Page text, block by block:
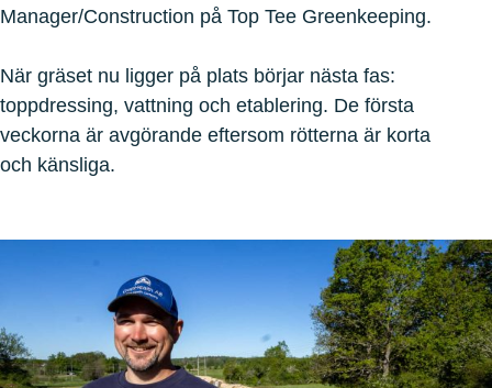
Manager/Construction på Top Tee Greenkeeping.
När gräset nu ligger på plats börjar nästa fas:
toppdressing, vattning och etablering. De första
veckorna är avgörande eftersom rötterna är korta
och känsliga.